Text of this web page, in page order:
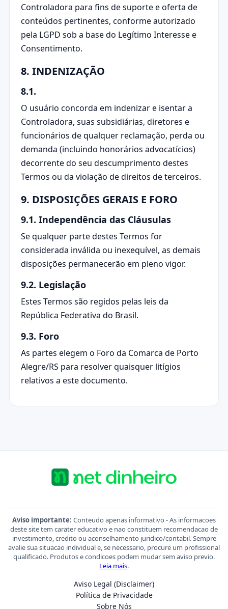
Controladora para fins de suporte e oferta de
conteúdos pertinentes, conforme autorizado
pela LGPD sob a base do Legítimo Interesse e
Consentimento.
8. INDENIZAÇÃO
8.1.
O usuário concorda em indenizar e isentar a
Controladora, suas subsidiárias, diretores e
funcionários de qualquer reclamação, perda ou
demanda (incluindo honorários advocatícios)
decorrente do seu descumprimento destes
Termos ou da violação de direitos de terceiros.
9. DISPOSIÇÕES GERAIS E FORO
9.1. Independência das Cláusulas
Se qualquer parte destes Termos for
considerada inválida ou inexequível, as demais
disposições permanecerão em pleno vigor.
9.2. Legislação
Estes Termos são regidos pelas leis da
República Federativa do Brasil.
9.3. Foro
As partes elegem o Foro da Comarca de Porto
Alegre/RS para resolver quaisquer litígios
relativos a este documento.
Aviso importante: Conteudo apenas informativo - As informacoes
deste site tem carater educativo e nao constituem recomendacao de
investimento, credito ou aconselhamento juridico/contabil. Sempre
avalie sua situacao individual e, se necessario, procure um profissional
qualificado. Produtos e condicoes podem mudar sem aviso previo.
Leia mais.
Aviso Legal (Disclaimer)
Política de Privacidade
Sobre Nós